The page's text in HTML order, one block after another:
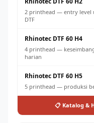
2 printhead — entry level
DTF
Rhinotec DTF 60 H4
4 printhead —
harian
Rhinotec DTF 60 H5
5 printhead — produksi
📋 Katalog &